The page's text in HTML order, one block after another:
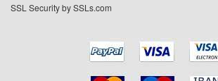
SSL Security by SSLs.com